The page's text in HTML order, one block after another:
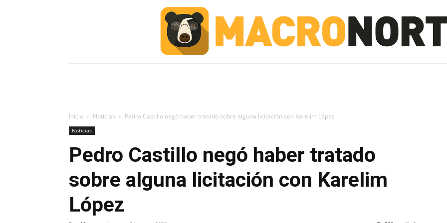
Inicio Noticias Pedro Castillo negó haber tratado sobre alguna licitación con Karelim López
Noticias
Pedro Castillo negó haber tratado
sobre alguna licitación con Karelim
López